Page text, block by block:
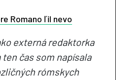
Romano ľil nevo
externá redaktorka
ten čas som napísala
rómskych